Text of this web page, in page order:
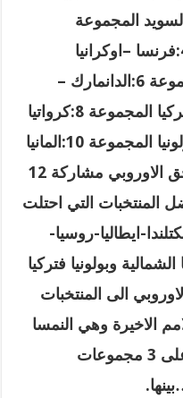
السويد المجموعة
3:سويسرا -ايطاليا المجموعة 4:فرنسا –اوكرانيا
المجموعة 5:بلجيكا -وايلز المجموعة 6:الدانمارك –
سكوتلندا المجموعة 7:هولندا -تركيا المجموعة 8:كرواتيا
–روسيا المجموعة 9:انقلترا -بولونيا المجموعة 10:المانيا
–مقدونيا الشمالية ويشهد الملحق الاوروبي مشاركة 12
المنتخبات التي احتلت
ايطاليا-روسيا-
وبولونيا فتركيا
الى المنتخبات
الاخيرة وهي النمسا
وتشيكيا هذه المنتخبات تقسم على 3 مجموعات
.